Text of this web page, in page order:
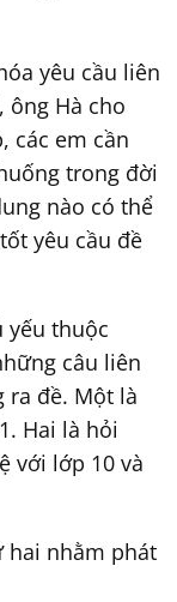
yêu cầu liên
ông Hà cho
các em cần
trong đời
nào có thể
yêu cầu đề
yếu thuộc
câu liên
ra đề. Một là
Hai là hỏi
với lớp 10 và
hai nhằm phát